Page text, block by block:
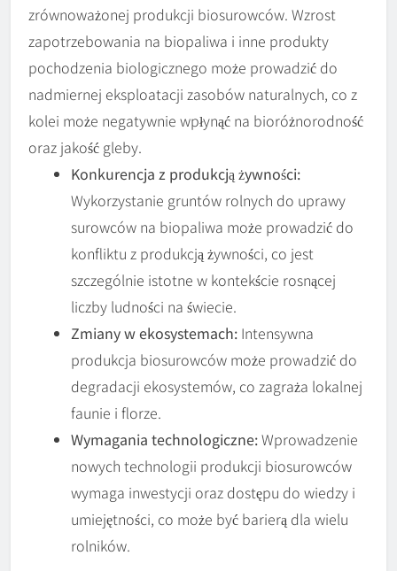
zrównoważonej produkcji biosurowców. Wzrost
zapotrzebowania na biopaliwa i inne produkty
pochodzenia biologicznego może prowadzić do
nadmiernej eksploatacji zasobów naturalnych, co z
kolei może negatywnie wpłynąć na bioróżnorodność
oraz jakość gleby.
Konkurencja z produkcją żywności:
Wykorzystanie gruntów rolnych do uprawy
surowców na biopaliwa może prowadzić do
konfliktu z produkcją żywności, co jest
szczególnie istotne w kontekście rosnącej
liczby ludności na świecie.
Zmiany w ekosystemach: Intensywna
produkcja biosurowców może prowadzić do
degradacji ekosystemów, co zagraża lokalnej
faunie i florze.
Wymagania technologiczne:Wprowadzenie
nowych technologii produkcji biosurowców
wymaga inwestycji oraz dostępu do wiedzy i
umiejętności, co może być barierą dla wielu
rolników.